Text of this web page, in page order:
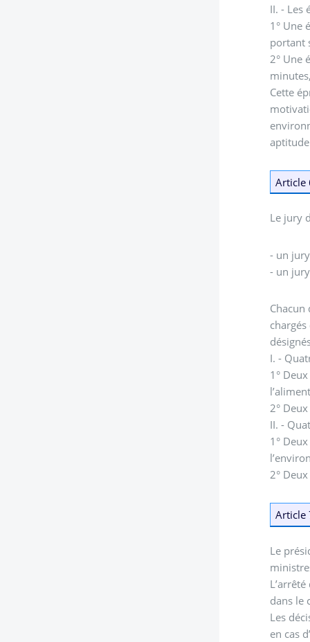
II. - Les
1° Une
portant
2° Une
Cette
Article
Le jury
- un
- un
Chacun
I. -
1°
2°
II. -
1°
2°
Article
Le
dans le
Les
en cas